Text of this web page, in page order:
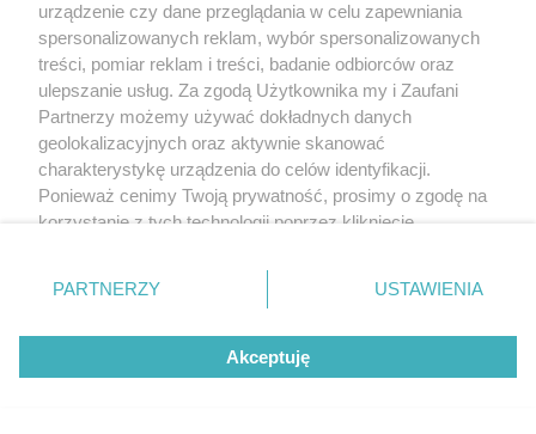
urządzenie czy dane przeglądania w celu zapewniania
spersonalizowanych reklam, wybór spersonalizowanych
treści, pomiar reklam i treści, badanie odbiorców oraz
ulepszanie usług. Za zgodą Użytkownika my i Zaufani
Partnerzy możemy używać dokładnych danych
geolokalizacyjnych oraz aktywnie skanować
charakterystykę urządzenia do celów identyfikacji.
Ponieważ cenimy Twoją prywatność, prosimy o zgodę na
korzystanie z tych technologii poprzez kliknięcie
zmienić/wycofać klikając przycisk ustawień prywatności
znajdujący się w lewym dolnym rogu strony
rodzaje przetwarzania danych nie wymagają zgody
użytkownika, ale masz prawo sprzeciwić się takiemu
przetwarzaniu. Preferencje będą miały zastosowanie tylko
PARTNERZY USTAWIENIA
Akceptuję